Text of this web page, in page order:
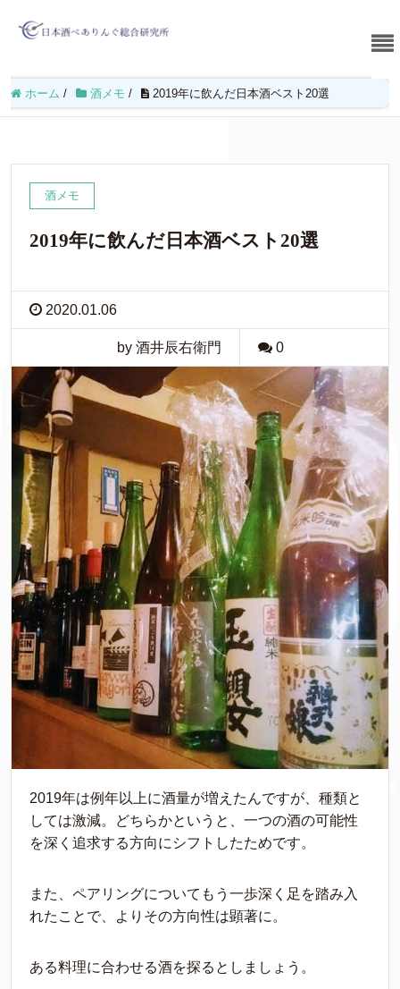
ホーム / 酒メモ / 2019年に飲んだ日本酒ベスト20選
酒メモ
2019年に飲んだ日本酒ベスト20選
2020.01.06
by 酒井辰右衛門 0
2019年は例年以上に酒量が増えたんですが、種類と
しては激減。どちらかというと、一つの酒の可能性
を深く追求する方向にシフトしたためです。
また、ペアリングについてもう一歩深く足を踏み入
れたことで、よりその方向性は顕著に。
ある料理に合わせる酒を探るとしましょう。